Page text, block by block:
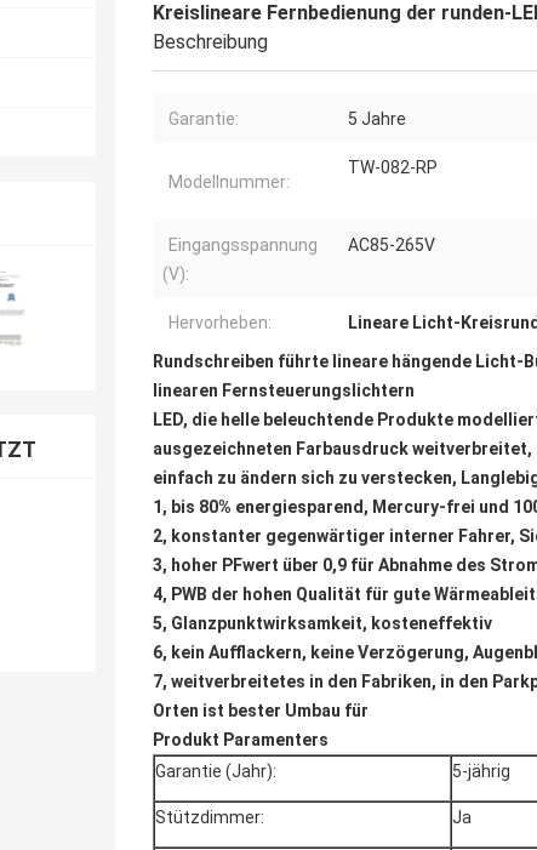
Kreislineare Fernbedienung der runden-
Beschreibung
Garantie: 5 Jahre
Modellnummer:
TW-082-RP
Eingangsspannung
(V):
AC85-265V
Hervorheben: Lineare Licht-
Rundschreiben führte lineare hängende
linearen Fernsteuerungslichtern
LED, die helle beleuchtende Produkte
ausgezeichneten Farbausdruck
einfach zu ändern sich zu verstecken,
1, bis 80% energiesparend, Mercury-frei und
2, konstanter gegenwärtiger interner Fahrer,
3, hoher PFwert über 0,9 für Abnahme des
4, PWB der hohen Qualität für gute
5, Glanzpunktwirksamkeit, kosteneffektiv
6, kein Aufflackern, keine Verzögerung,
7, weitverbreitetes in den Fabriken, in den
Orten ist bester Umbau für
Produkt Paramenters
Garantie (Jahr):
5-jährig
Stützdimmer: Ja